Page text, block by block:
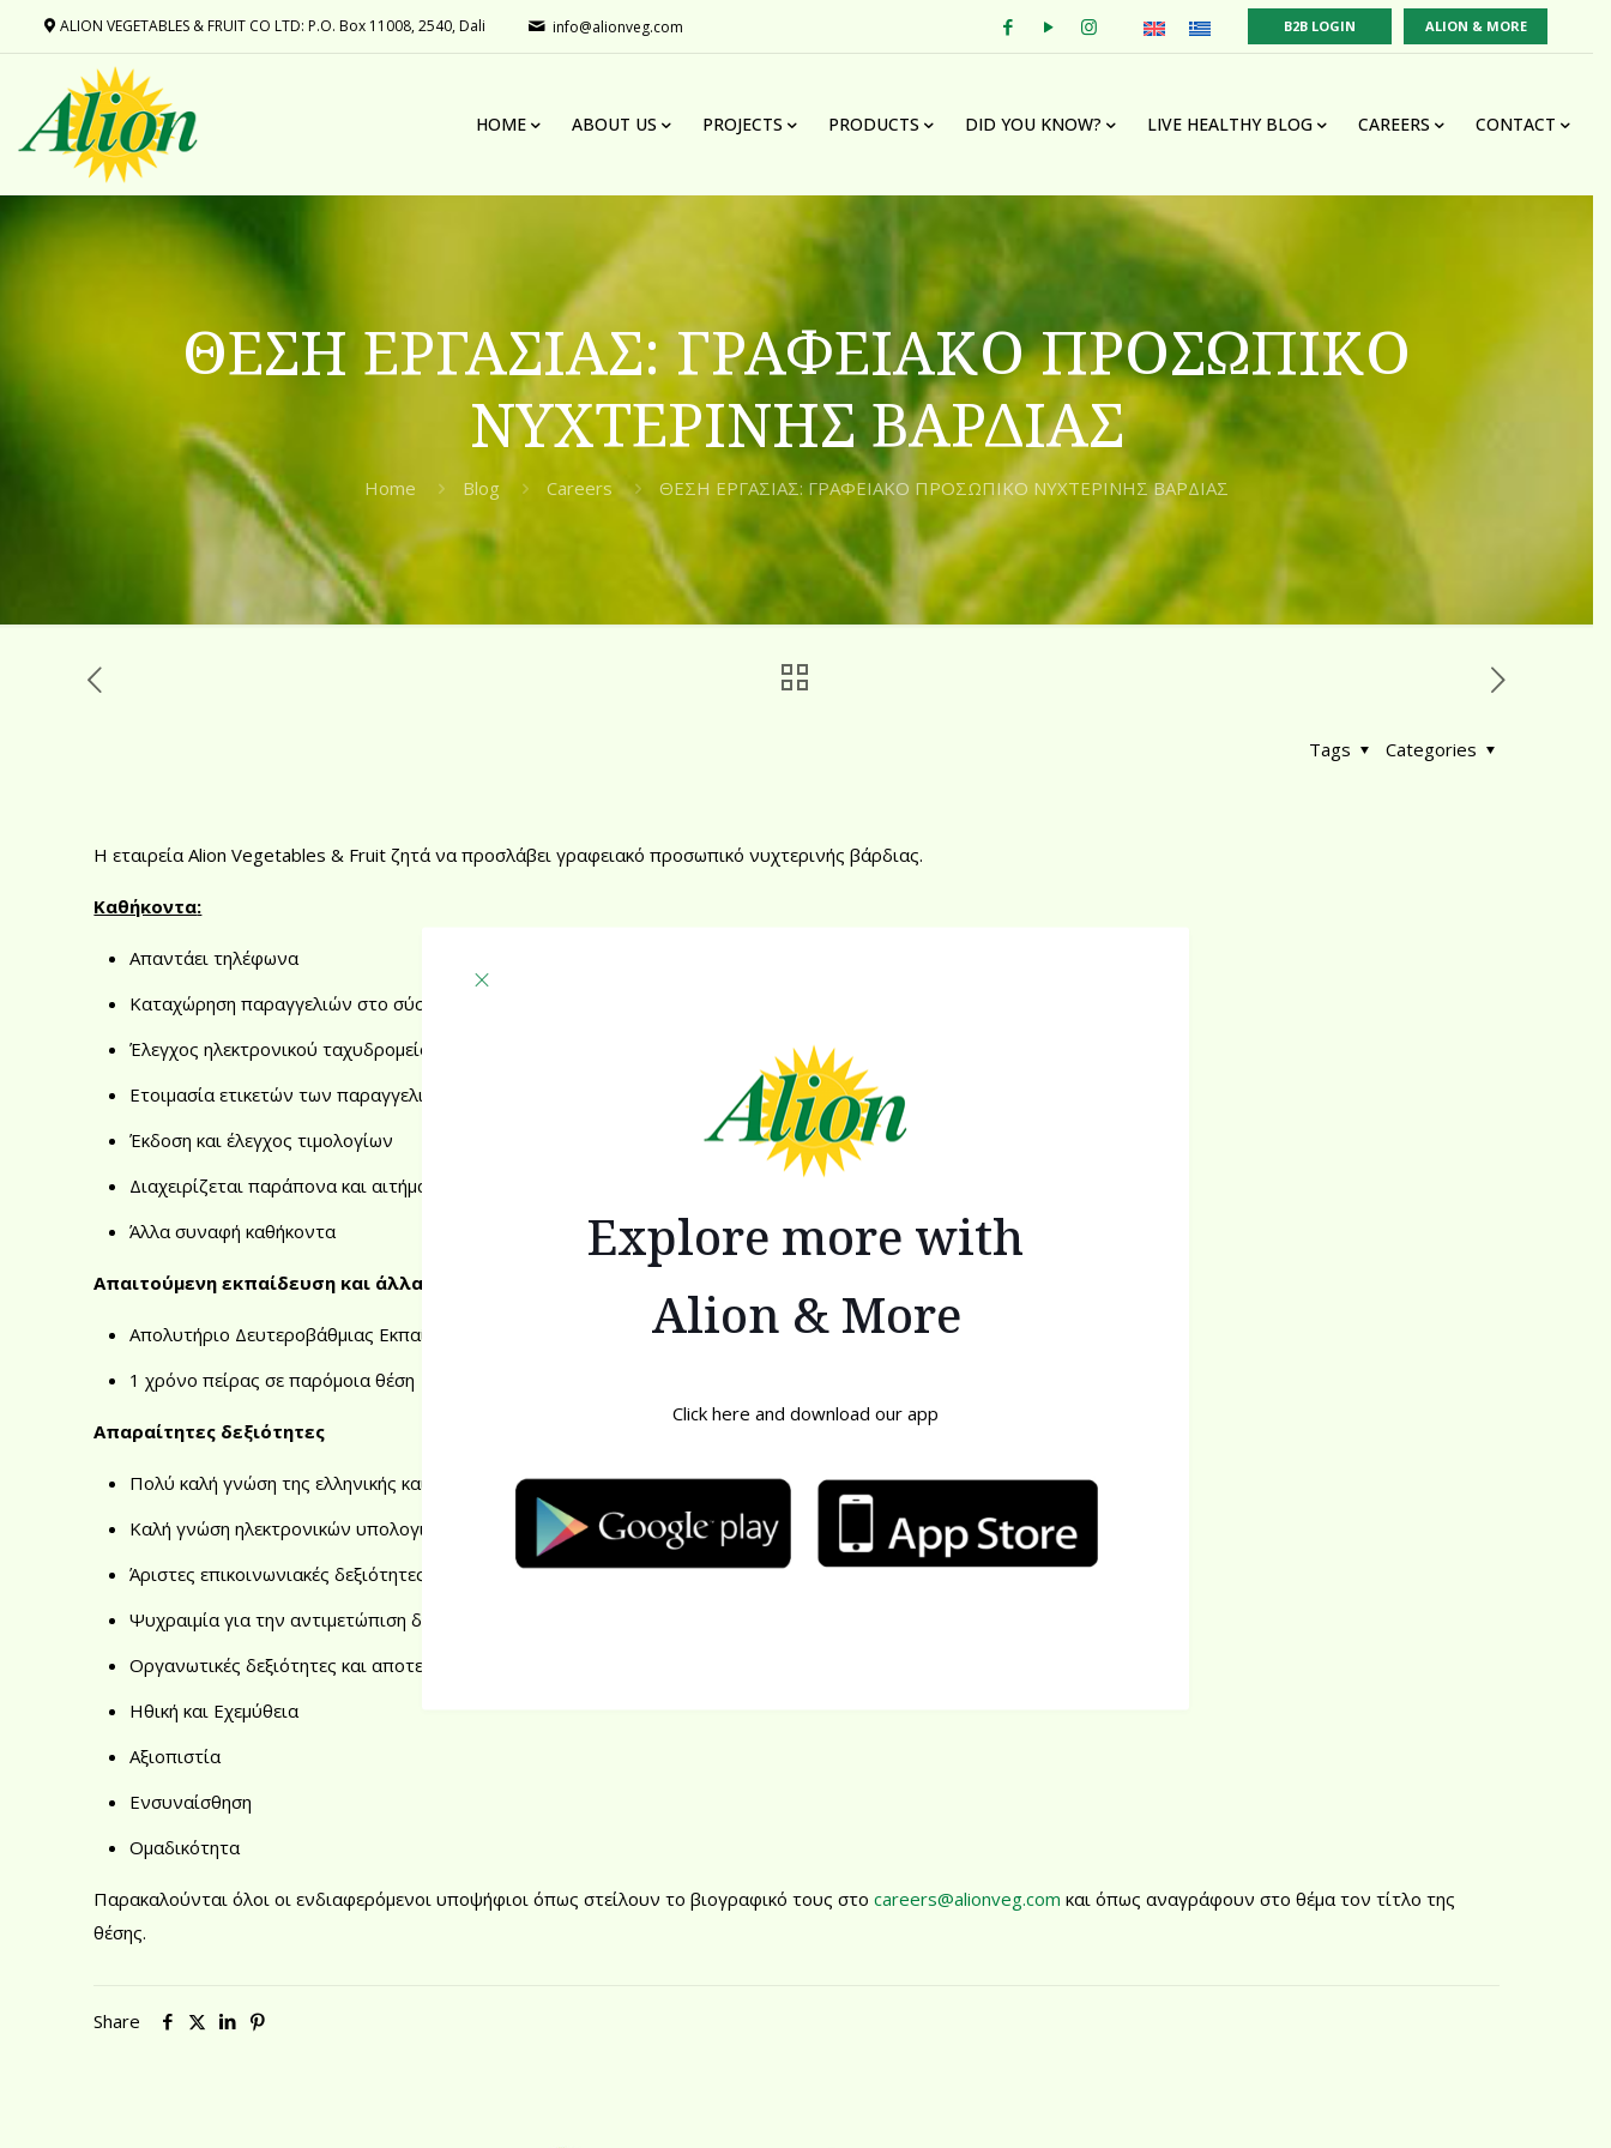
ALION VEGETABLES & FRUIT CO LTD: P.O. Box 11008, 2540, Dali info@alionveg.com B2B LOGIN ALION & MORE
HOME ABOUT US PROJECTS PRODUCTS DID YOU KNOW? LIVE HEALTHY BLOG CAREERS CONTACT
ΘΕΣΗ ΕΡΓΑΣΙΑΣ: ΓΡΑΦΕΙΑΚΟ ΠΡΟΣΩΠΙΚΟ
ΝΥΧΤΕΡΙΝΗΣ ΒΑΡΔΙΑΣ
Home Blog Careers ΘΕΣΗ ΕΡΓΑΣΙΑΣ: ΓΡΑΦΕΙΑΚΟ ΠΡΟΣΩΠΙΚΟ ΝΥΧΤΕΡΙΝΗΣ ΒΑΡΔΙΑΣ
Categories
Tags
Η εταιρεία Alion Vegetables & Fruit ζητά να προσλάβει γραφειακό προσωπικό νυχτερινής βάρδιας.
Καθήκοντα:
Απαντάει τηλέφωνα
Καταχώρηση παραγγελιών στο σύστημα της εταιρείας
Έλεγχος ηλεκτρονικού ταχυδρομείου και φαξ
Ετοιμασία ετικετών των παραγγελιών
Έκδοση και έλεγχος τιμολογίων
Διαχειρίζεται παράπονα και αιτήματα πελατών όποτε είναι δυνατό
Άλλα συναφή καθήκοντα
Απαιτούμενη εκπαίδευση και άλλα προσόντα
Απολυτήριο Δευτεροβάθμιας Εκπαίδευσης
1 χρόνο πείρας σε παρόμοια θέση
Απαραίτητες δεξιότητες
Πολύ καλή γνώση της ελληνικής και αγγλικής γλώσσας
Καλή γνώση ηλεκτρονικών υπολογιστών
Άριστες επικοινωνιακές δεξιότητες
Ψυχραιμία για την αντιμετώπιση δύσκολων καταστάσεων
Οργανωτικές δεξιότητες και αποτελεσματική διαχείριση χρόνου
Ηθική και Εχεμύθεια
Αξιοπιστία
Ενσυναίσθηση
Ομαδικότητα
Παρακαλούνται όλοι οι ενδιαφερόμενοι υποψήφιοι όπως στείλουν το βιογραφικό τους στοcareers@alionveg.com και όπως αναγράφουν στο θέμα τον τίτλο της
θέσης.
Share
Explore more with
Alion & More
Click here and download our app